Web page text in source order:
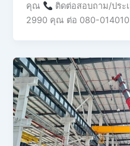
คุณ
ติดต่อสอบถาม/ประ
2990 คุณ ต่อ 080-